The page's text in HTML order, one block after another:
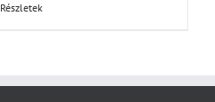
Részletek